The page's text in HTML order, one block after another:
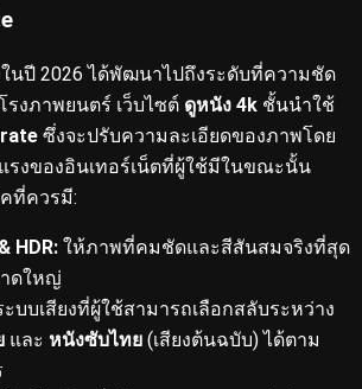
นปี 2026 ได้พัฒนาไปถึงระดับที่ความชัด
รงภาพยนตร์ เว็บไซต์ ดูหนัง 4k ชั้นนำใช้
ซึ่งจะปรับความละเอียดของภาพโดย
งของอินเทอร์เน็ตที่ผู้ใช้มีในขณะนั้น
ที่ควรมี:
HDR: ให้ภาพที่คมชัดและสีสันสมจริงที่สุด
ดใหญ่
ะบบเสียงที่ผู้ใช้สามารถเลือกสลับระหว่าง
และ หนังซับไทย (เสียงต้นฉบับ) ได้ตาม